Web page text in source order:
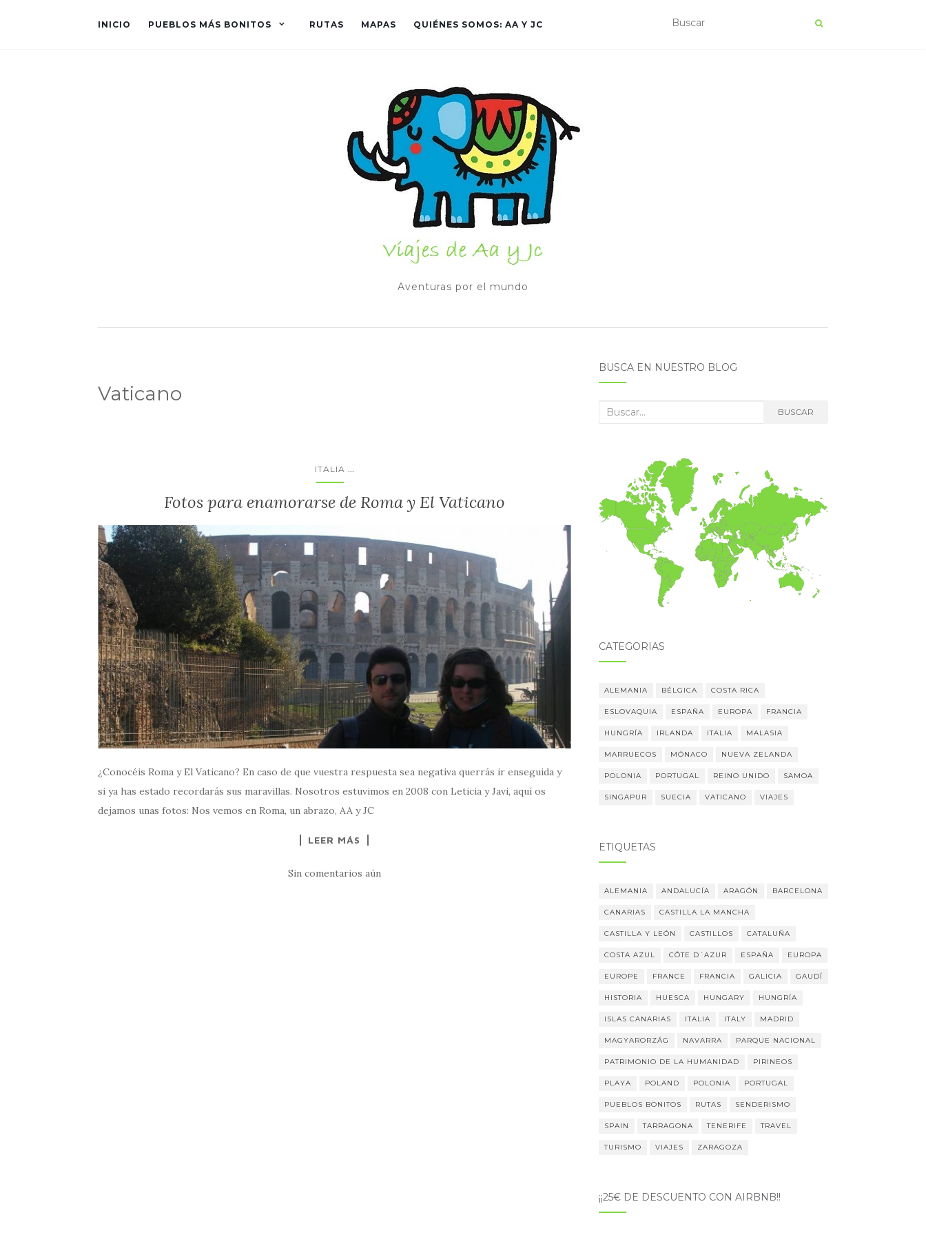
INICIO PUEBLOS MÁS BONITOS RUTAS MAPAS QUIÉNES SOMOS: AA Y JC
Aventuras por el mundo
Vaticano
ITALIA ...
Fotos para enamorarse de Roma y El Vaticano
¿Conocéis Roma y El Vaticano? En caso de que vuestra respuesta sea negativa querrás ir enseguida y
si ya has estado recordarás sus maravillas. Nosotros estuvimos en 2008 con Leticia y Javi, aquí os
dejamos unas fotos: Nos vemos en Roma, un abrazo, AA y JC
LEER MÁS
Sin comentarios aún
BUSCA EN NUESTRO BLOG
Buscar: BUSCAR
CATEGORÍAS
ALEMANIA BÉLGICA COSTA RICA
ESLOVAQUIA ESPAÑA EUROPA FRANCIA
HUNGRÍA IRLANDA ITALIA MALASIA
MARRUECOS MÓNACO NUEVA ZELANDA
POLONIA PORTUGAL REINO UNIDO SAMOA
SINGAPUR SUECIA VATICANO VIAJES
ETIQUETAS
ALEMANIA ANDALUCÍA ARAGÓN BARCELONA
CANARIAS CASTILLA LA MANCHA
CASTILLA Y LEÓN CASTILLOS CATALUÑA
COSTA AZUL CÔTE D´AZUR ESPAÑA EUROPA
EUROPE FRANCE FRANCIA GALICIA GAUDÍ
HISTORIA HUESCA HUNGARY HUNGRÍA
ISLAS CANARIAS ITALIA ITALY MADRID
MAGYARORZÁG NAVARRA PARQUE NACIONAL
PATRIMONIO DE LA HUMANIDAD PIRINEOS
PLAYA POLAND POLONIA PORTUGAL
PUEBLOS BONITOS RUTAS SENDERISMO
SPAIN TARRAGONA TENERIFE TRAVEL
TURISMO VIAJES ZARAGOZA
¡¡25€ DE DESCUENTO CON AIRBNB!!